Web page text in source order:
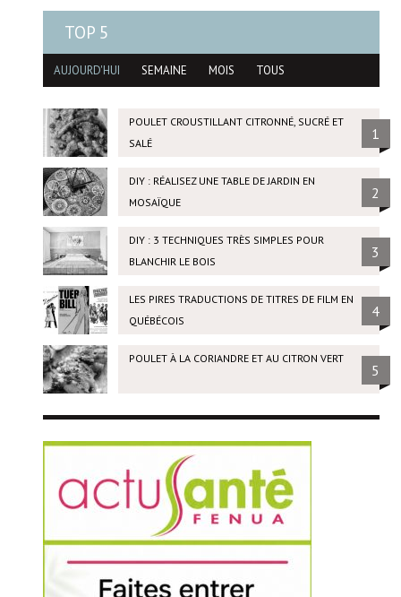
TOP 5
AUJOURD'HUI SEMAINE MOIS TOUS
POULET CROUSTILLANT CITRONNÉ, SUCRÉ ET
SALÉ
1
DIY : RÉALISEZ UNE TABLE DE JARDIN EN
MOSAÏQUE
2
DIY : 3 TECHNIQUES TRÈS SIMPLES POUR
BLANCHIR LE BOIS
3
LES PIRES TRADUCTIONS DE TITRES DE FILM EN
QUÉBÉCOIS
4
POULET À LA CORIANDRE ET AU CITRON VERT
5